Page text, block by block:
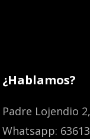
¿Hablamos?
Padre Lojendio
Whatsapp: